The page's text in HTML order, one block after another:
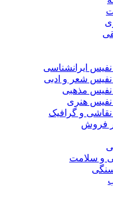
ایرانشناسی
شعر و ادبی
نفیس مذهبی
نفیس هنری
و گرافیک
فروش
و سلامت